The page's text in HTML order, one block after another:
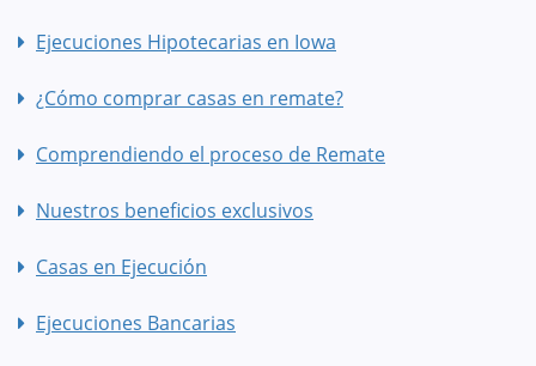
Ejecuciones Hipotecarias en Iowa
¿Cómo comprar casas en remate?
Comprendiendo el proceso de Remate
Nuestros beneficios exclusivos
Casas en Ejecución
Ejecuciones Bancarias